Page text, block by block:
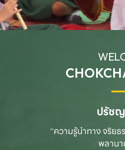
ปรัชญ
“ความรู้นำทาง จริยธ
พลาน